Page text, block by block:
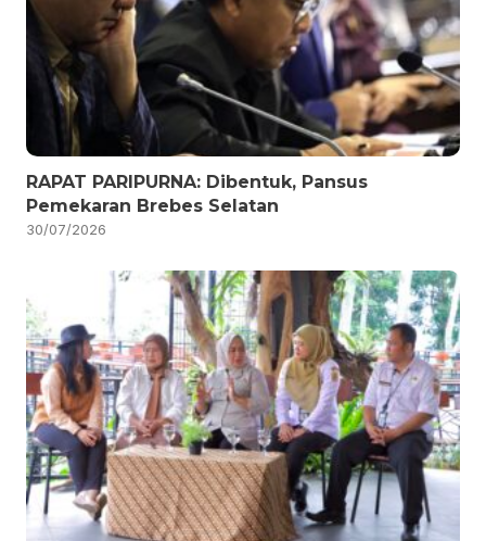
RAPAT PARIPURNA: Dibentuk, Pansus
Pemekaran Brebes Selatan
30/07/2026